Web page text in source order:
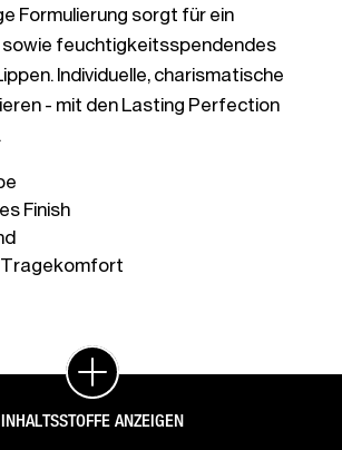
Formulierung sorgt für ein
feuchtigkeitsspendendes
Individuelle, charismatische
- mit den Lasting Perfection
INHALTSSTOFFE ANZEIGEN